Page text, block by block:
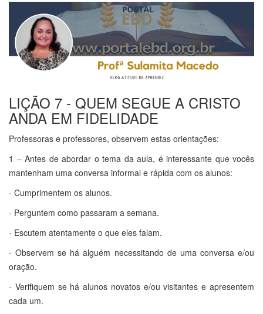
LIÇÃO 7 - QUEM SEGUE A CRISTO
ANDA EM FIDELIDADE
Professoras e professores, observem estas orientações:
1 – Antes de abordar o tema da aula, é interessante que vocês
mantenham uma conversa informal e rápida com os alunos:
- Cumprimentem os alunos.
- Perguntem como passaram a semana.
- Escutem atentamente o que eles falam.
- Observem se há alguém necessitando de uma conversa e/ou
oração.
- Verifiquem se há alunos novatos e/ou visitantes e apresentem
cada um.